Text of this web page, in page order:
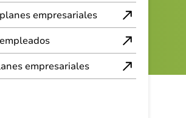
empresariales
empresariales